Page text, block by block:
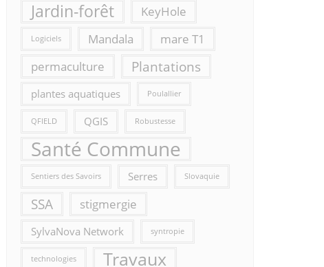
Jardin-forêt KeyHole
Logiciels Mandala
mare T1
permaculture
Plantations
plantes aquatiques Poulallier
QFIELD QGIS Robustesse
Santé Commune
Sentiers des Savoirs Serres Slovaquie
SSA stigmergie
SylvaNova Network syntropie
technologies Travaux